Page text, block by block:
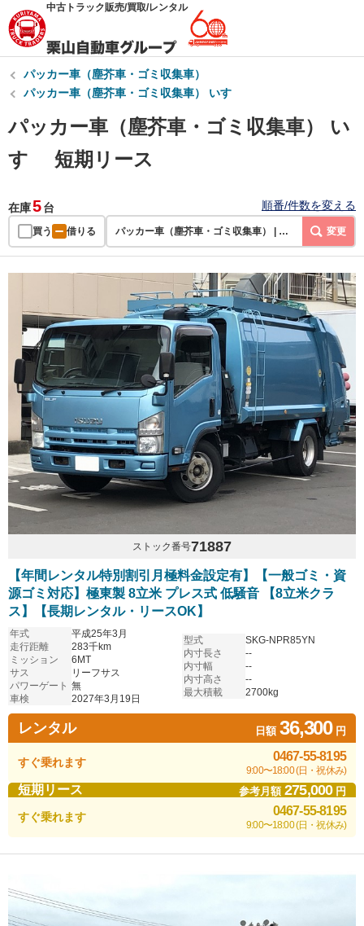
中古トラック販売/買取/レンタル
パッカー車（塵芥車・ゴミ収集車）
パッカー車（塵芥車・ゴミ収集車） いすゞ
パッカー車（塵芥車・ゴミ収集車） い
すゞ 短期リース
在庫5台 順番/件数を変える
買う 借りる パッカー車（塵芥車・ゴミ収集車） | いすゞ | 短期リース 変更
ストック番号71887
【年間レンタル特別割引月極料金設定有】【一般ゴミ・資
源ゴミ対応】極東製 8立米 プレス式 低騒音 【8立米クラ
ス】【長期レンタル・リースOK】
年式
平成25年3月
走行距離
283千km
ミッション
6MT
サス
リーフサス
パワーゲート 無
車検
2027年3月19日
型式
SKG-NPR85YN
内寸長さ
--
内寸幅
--
内寸高さ
--
最大積載
2700kg
レンタル 日額36,300円
すぐ乗れます 0467-55-8195
9:00〜18:00 (日・祝休み)
短期リース 参考月額275,000円
すぐ乗れます 0467-55-8195
9:00〜18:00 (日・祝休み)